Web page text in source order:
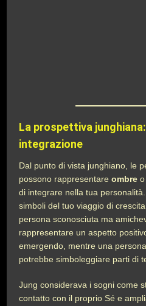
La prospettiva
integrazione
Dal punto di vista junghiano, le
possono rappresentareombre
di integrare nella tua
simboli del tuo viaggio di
persona sconosciuta ma
rappresentare un aspetto
emergendo, mentre una
potrebbe simboleggiare parti di
Jung considerava i sogni come
contatto con il proprio Sé e